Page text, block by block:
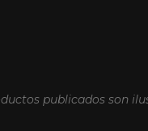
publicados son